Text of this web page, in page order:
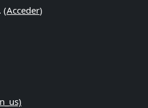
(Acceder)